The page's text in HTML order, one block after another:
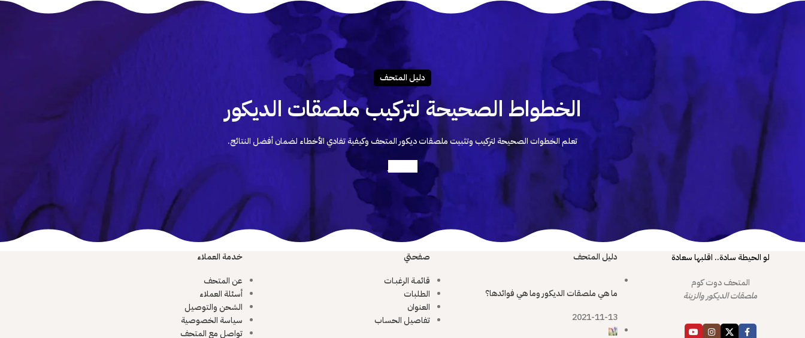
دليـل المتحـف
الخطواط الصحيحة لتركيب ملصقات الديكور
تعلم الخطوات الصحيحة لتركيب وتثبيت ملصقات ديكور المتحف وكيفية تفادي الأخطاء لضمان أفضل النتائج.
لو الحيطة سادة.. اقلبها سعادة
المتحف دوت كوم
ملصقات الديكور والزينة
دليل المتحف
ما هي ملصقات الديكور وما هي فوائدها؟
2021-11-13
صفحتي
قائمـة الرغبـات
الطلبات
العنوان
تفاصيل الحساب
خدمة العملاء
عن المتحف
أسئلة العملاء
الشحن والتوصيل
سياسة الخصوصية
تواصل مع المتحف